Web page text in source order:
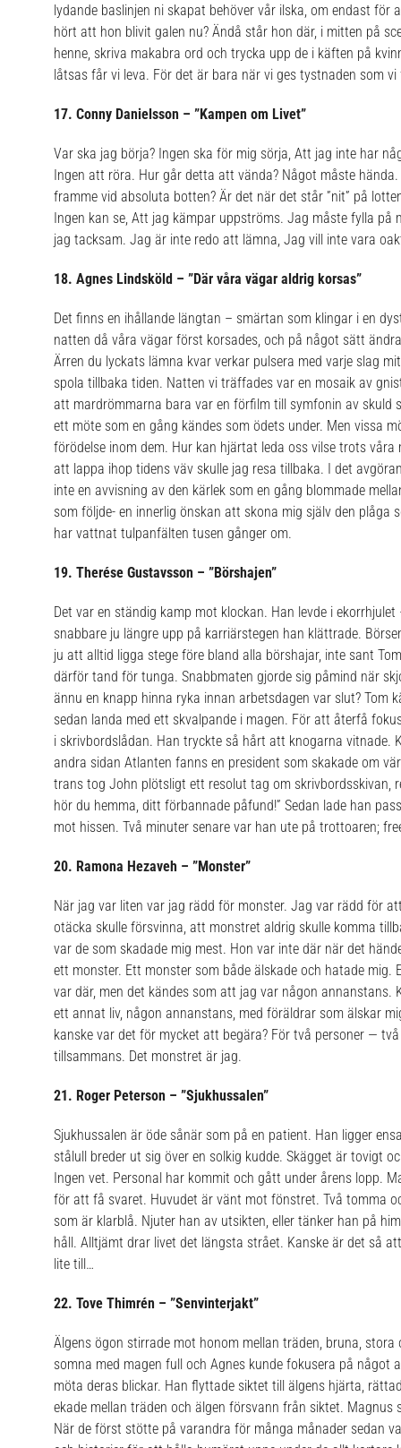
lydande baslinjen ni skapat behöver vår ilska, om endast
hört att hon blivit galen nu? Ändå står hon där, i mitten på
henne, skriva makabra ord och trycka upp de i käften på
låtsas får vi leva. För det är bara när vi ges tystnaden som
17. Conny Danielsson – ”Kampen om Livet”
Var ska jag börja? Ingen ska för mig sörja, Att jag inte har
Ingen att röra. Hur går detta att vända? Något måste
framme vid absoluta botten? Är det när det står ”nit” på
Ingen kan se, Att jag kämpar uppströms. Jag måste fylla på
jag tacksam. Jag är inte redo att lämna, Jag vill inte vara
18. Agnes Lindsköld – ”Där våra vägar aldrig korsas”
Det finns en ihållande längtan – smärtan som klingar i en
natten då våra vägar först korsades, och på något sätt
Ärren du lyckats lämna kvar verkar pulsera med varje slag
spola tillbaka tiden. Natten vi träffades var en mosaik av
att mardrömmarna bara var en förfilm till symfonin av skuld
ett möte som en gång kändes som ödets under. Men vissa
förödelse inom dem. Hur kan hjärtat leda oss vilse trots
att lappa ihop tidens väv skulle jag resa tillbaka. I det
inte en avvisning av den kärlek som en gång blommade
som följde- en innerlig önskan att skona mig själv den
har vattnat tulpanfälten tusen gånger om.
19. Therése Gustavsson – ”Börshajen”
Det var en ständig kamp mot klockan. Han levde i
snabbare ju längre upp på karriärstegen han klättrade.
ju att alltid ligga stege före bland alla börshajar, inte sant
därför tand för tunga. Snabbmaten gjorde sig påmind när
ännu en knapp hinna ryka innan arbetsdagen var slut?
sedan landa med ett skvalpande i magen. För att återfå
i skrivbordslådan. Han tryckte så hårt att knogarna vitnade.
andra sidan Atlanten fanns en president som skakade om
trans tog John plötsligt ett resolut tag om skrivbordsskivan,
hör du hemma, ditt förbannade påfund!” Sedan lade han
mot hissen. Två minuter senare var han ute på trottoaren;
20. Ramona Hezaveh – ”Monster”
När jag var liten var jag rädd för monster. Jag var rädd för
otäcka skulle försvinna, att monstret aldrig skulle komma
var de som skadade mig mest. Hon var inte där när det
ett monster. Ett monster som både älskade och hatade
var där, men det kändes som att jag var någon
ett annat liv, någon annanstans, med föräldrar som älskar
kanske var det för mycket att begära? För två personer —
tillsammans. Det monstret är jag.
21. Roger Peterson – ”Sjukhussalen”
Sjukhussalen är öde sånär som på en patient. Han ligger
stålull breder ut sig över en solkig kudde. Skägget är tovigt
Ingen vet. Personal har kommit och gått under årens lopp.
för att få svaret. Huvudet är vänt mot fönstret. Två tomma
som är klarblå. Njuter han av utsikten, eller tänker han på
håll. Alltjämt drar livet det längsta strået. Kanske är det så
lite till…
22. Tove Thimrén – ”Senvinterjakt”
Älgens ögon stirrade mot honom mellan träden, bruna,
somna med magen full och Agnes kunde fokusera på
möta deras blickar. Han flyttade siktet till älgens hjärta,
ekade mellan träden och älgen försvann från siktet. Magnus
När de först stötte på varandra för många månader sedan